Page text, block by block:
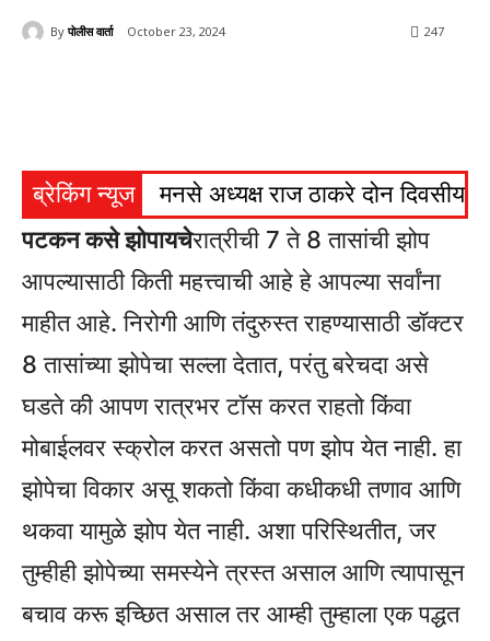
By पोलीस वार्ता October 23, 2024 247
ब्रेकिंग न्यूज मनसे अध्यक्ष राज ठाकरे दोन दिवसीय
पटकन कसे झोपायचेरात्रीची 7 ते 8 तासांची झोप
आपल्यासाठी किती महत्त्वाची आहे हे आपल्या सर्वांना
माहीत आहे. निरोगी आणि तंदुरुस्त राहण्यासाठी डॉक्टर
8 तासांच्या झोपेचा सल्ला देतात, परंतु बरेचदा असे
घडते की आपण रात्रभर टॉस करत राहतो किंवा
मोबाईलवर स्क्रोल करत असतो पण झोप येत नाही. हा
झोपेचा विकार असू शकतो किंवा कधीकधी तणाव आणि
थकवा यामुळे झोप येत नाही. अशा परिस्थितीत, जर
तुम्हीही झोपेच्या समस्येने त्रस्त असाल आणि त्यापासून
बचाव करू इच्छित असाल तर आम्ही तुम्हाला एक पद्धत